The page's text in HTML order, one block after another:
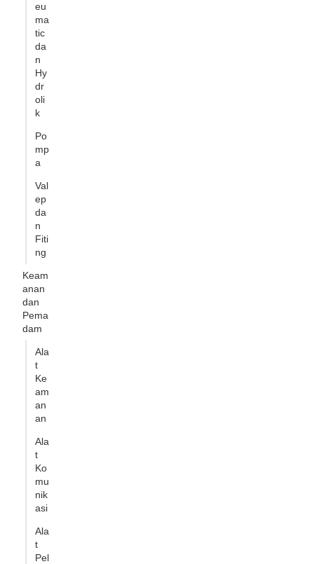
eu
ma
tic
da
n
Hy
dr
oli
k
Po
mp
a
Val
ep
da
n
Fiti
ng
Keam
anan
dan
Pema
dam
Ala
t
Ke
am
an
an
Ala
t
Ko
mu
nik
asi
Ala
t
Pel